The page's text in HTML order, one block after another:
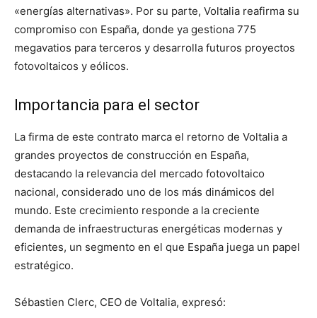
«energías alternativas». Por su parte, Voltalia reafirma su
compromiso con España, donde ya gestiona 775
megavatios para terceros y desarrolla futuros proyectos
fotovoltaicos y eólicos.
Importancia para el sector
La firma de este contrato marca el retorno de Voltalia a
grandes proyectos de construcción en España,
destacando la relevancia del mercado fotovoltaico
nacional, considerado uno de los más dinámicos del
mundo. Este crecimiento responde a la creciente
demanda de infraestructuras energéticas modernas y
eficientes, un segmento en el que España juega un papel
estratégico.
Sébastien Clerc, CEO de Voltalia, expresó: